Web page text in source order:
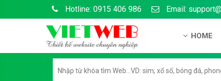
Hotline: 0915 406 986 Email:
HOME